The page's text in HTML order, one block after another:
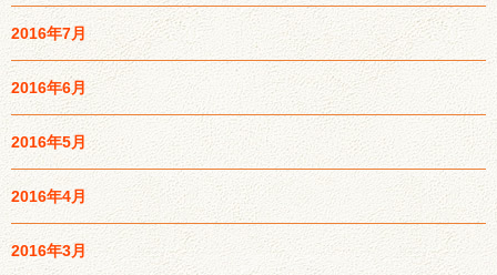
2016年7月
2016年6月
2016年5月
2016年4月
2016年3月